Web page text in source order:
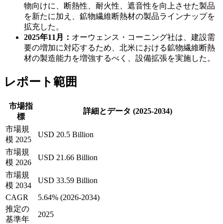
物向けに、断熱性、耐火性、遮音性を向上させた製品
を新たに加え、鉱物繊維断熱材の製品ラインナップを
拡充した。
2025年11月： オーウェンス・コーニング社は、建設需
要の増加に対応するため、北米における鉱物繊維断熱
材の製造能力を増強するべく、設備拡張を実施した。
レポート範囲
市場指
標
詳細とデータ (2025-2034)
市場規
模 2025
USD 20.5 Billion
市場規
模 2026
USD 21.66 Billion
市場規
模 2034
USD 33.59 Billion
CAGR
5.64% (2026-2034)
推定の
基準年
2025